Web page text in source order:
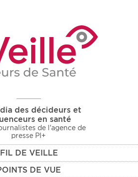
des décideurs et
en santé
de l'agence de
presse PI+
FIL DE VEILLE
DE VUE